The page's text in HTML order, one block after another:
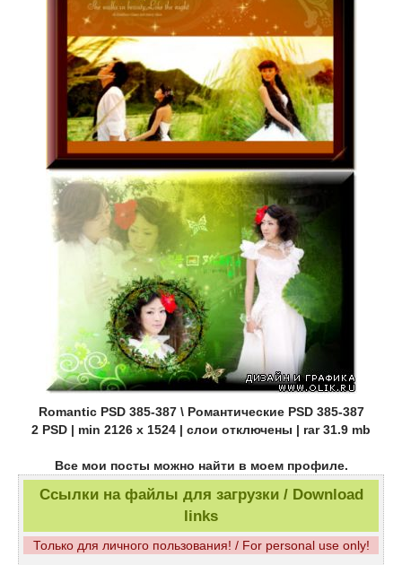
Romantic PSD 385-387 \ Романтические PSD 385-387
2 PSD | min 2126 x 1524 | слои отключены | rar 31.9 mb
Все мои посты можно найти в моем профиле.
Ссылки на файлы для загрузки / Download
links
Только для личного пользования! / For personal use only!